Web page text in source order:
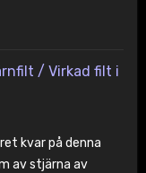
/ Virkad filt i
kvar på denna
av stjärna av